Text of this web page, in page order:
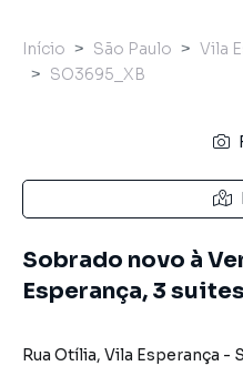
Início São Paulo Vila
SO3695_XB
Sobrado novo à
Esperança, 3
Rua Otília, Vila Esperança -